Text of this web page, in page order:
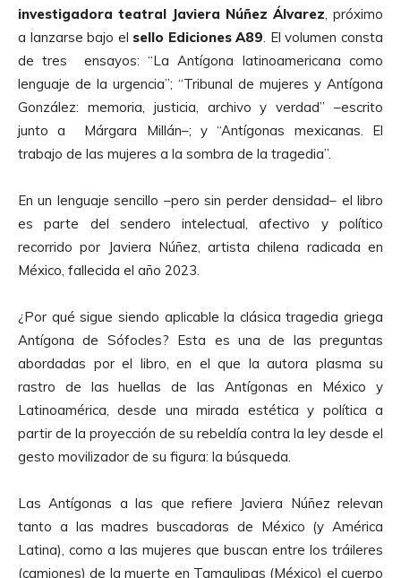
investigadora teatral Javiera Núñez Álvarez , próximo
a lanzarse bajo el sello Ediciones A89 . El volumen consta
de tres ensayos: “La Antígona latinoamericana como
lenguaje de la urgencia”; “Tribunal de mujeres y Antígona
González: memoria, justicia, archivo y verdad” –escrito
junto a Márgara Millán–; y “Antígonas mexicanas. El
trabajo de las mujeres a la sombra de la tragedia”.
En un lenguaje sencillo –pero sin perder densidad– el libro
es parte del sendero intelectual, afectivo y político
recorrido por Javiera Núñez, artista chilena radicada en
México, fallecida el año 2023.
¿Por qué sigue siendo aplicable la clásica tragedia griega
Antígona de Sófocles? Esta es una de las preguntas
abordadas por el libro, en el que la autora plasma su
rastro de las huellas de las Antígonas en México y
Latinoamérica, desde una mirada estética y política a
partir de la proyección de su rebeldía contra la ley desde el
gesto movilizador de su figura: la búsqueda.
Las Antígonas a las que refiere Javiera Núñez relevan
tanto a las madres buscadoras de México (y América
Latina), como a las mujeres que buscan entre los tráileres
(camiones) de la muerte en Tamaulipas (México) el cuerpo